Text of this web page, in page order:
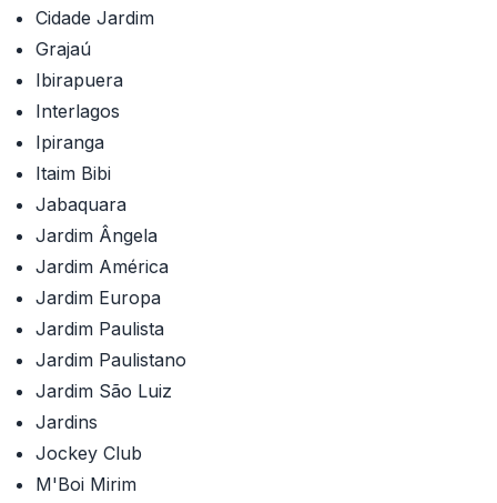
Cidade Jardim
Grajaú
Ibirapuera
Interlagos
Ipiranga
Itaim Bibi
Jabaquara
Jardim Ângela
Jardim América
Jardim Europa
Jardim Paulista
Jardim Paulistano
Jardim São Luiz
Jardins
Jockey Club
M'Boi Mirim